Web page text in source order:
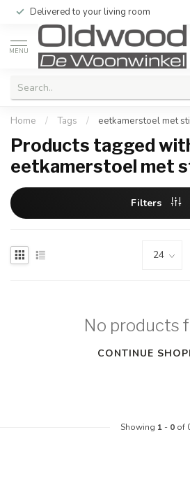
Delivered to your living room
MENU
Home / Tags / eetkamerstoel met
Products tagged
eetkamerstoel met
Filters
No products
CONTINUE
Showing 1- 0of